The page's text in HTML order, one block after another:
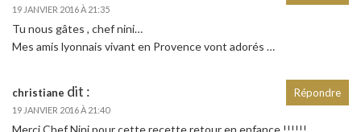
19 JANVIER 2016 À 21:35
Tu nous gâtes , chef nini…
Mes amis lyonnais vivant en Provence vont adorés …
christiane dit :
19 JANVIER 2016 À 21:40
Merci Chef Nini pour cette recette retour en enfance !!!!!!
Répondre